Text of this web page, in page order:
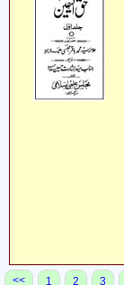
<< 1 2 3